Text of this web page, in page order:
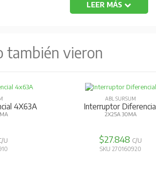
LEER MÁS
también vieron
4X63A
U
ABL SURSUM
Interruptor Diferencial
2X25A 30MA
$27.848 C/U
SKU 270160920